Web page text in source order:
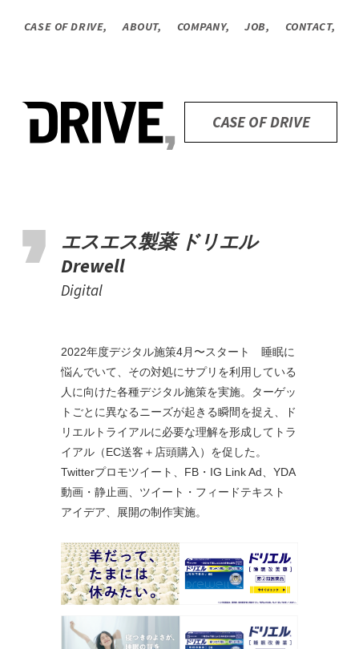
CASE OF DRIVE
CASE OF DRIVE, ABOUT, COMPANY, JOB, CONTACT,
エスエス製薬 ドリエル
Drewell
Digital
2022年度デジタル施策4月〜スタート 睡眠に
悩んでいて、その対処にサプリを利用している
人に向けた各種デジタル施策を実施。ターゲッ
トごとに異なるニーズが起きる瞬間を捉え、ド
リエルトライアルに必要な理解を形成してトラ
イアル（EC送客＋店頭購入）を促した。
Twitterプロモツイート、FB・IG Link Ad、YDA
動画・静止画、ツイート・フィードテキスト
アイデア、展開の制作実施。